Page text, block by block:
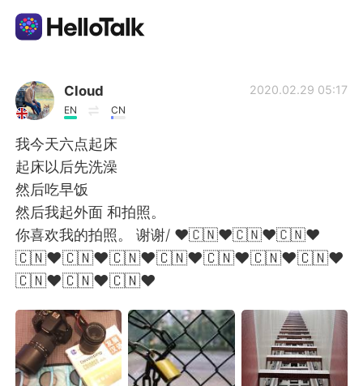
Aplicación de intercambio de idiomas
AI Grammar Checker
Español
English 简体中文
繁體中文 العربية
Français Deutsch
日本語 한국어
Cloud
EN CN
2020.02.29 05:17
我今天六点起床
起床以后先洗澡
然后吃早饭
然后我起外面 和拍照。
你喜欢我的拍照。 谢谢/ ❤️🇨🇳❤️🇨🇳❤️🇨🇳❤
️🇨🇳❤️🇨🇳❤️🇨🇳❤️🇨🇳❤️🇨🇳❤️🇨🇳❤️🇨🇳❤️
🇨🇳❤️🇨🇳❤️🇨🇳❤️